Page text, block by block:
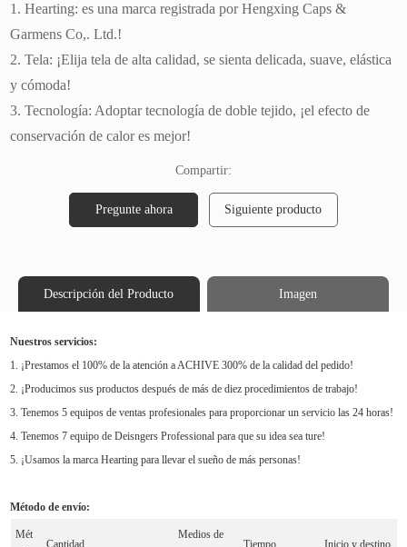
1. Hearting: es una marca registrada por Hengxing Caps &
Garmens Co,. Ltd.!
2. Tela: ¡Elija tela de alta calidad, se sienta delicada, suave, elástica
y cómoda!
3. Tecnología: Adoptar tecnología de doble tejido, ¡el efecto de
conservación de calor es mejor!
Compartir:
Pregunte ahora Siguiente producto
Descripción del Producto Imagen
Nuestros servicios:
1. ¡Prestamos el 100% de la atención a ACHIVE 300% de la calidad del pedido!
2. ¡Producimos sus productos después de más de diez procedimientos de trabajo!
3. Tenemos 5 equipos de ventas profesionales para proporcionar un servicio las 24 horas!
4. Tenemos 7 equipo de Deisngers Professional para que su idea sea ture!
5. ¡Usamos la marca Hearting para llevar el sueño de más personas!
Método de envío:
Mét
Medios de